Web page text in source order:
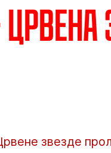
звезде